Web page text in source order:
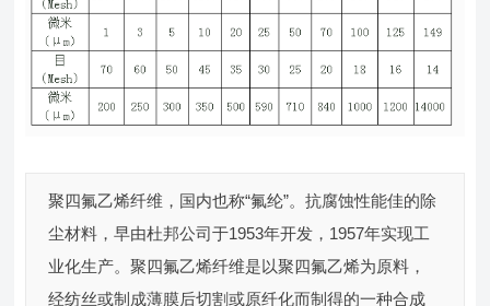
聚四氟乙烯纤维，国内也称“氟纶”。抗腐蚀性能佳的除
尘材料，早由杜邦公司于1953年开发，1957年实现工
业化生产。聚四氟乙烯纤维是以聚四氟乙烯为原料，
经纺丝或制成薄膜后切割或原纤化而制得的一种合成